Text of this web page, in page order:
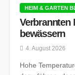
HEIM & GARTEN
Verbrannten
bewässern
4. August 2026
Hohe